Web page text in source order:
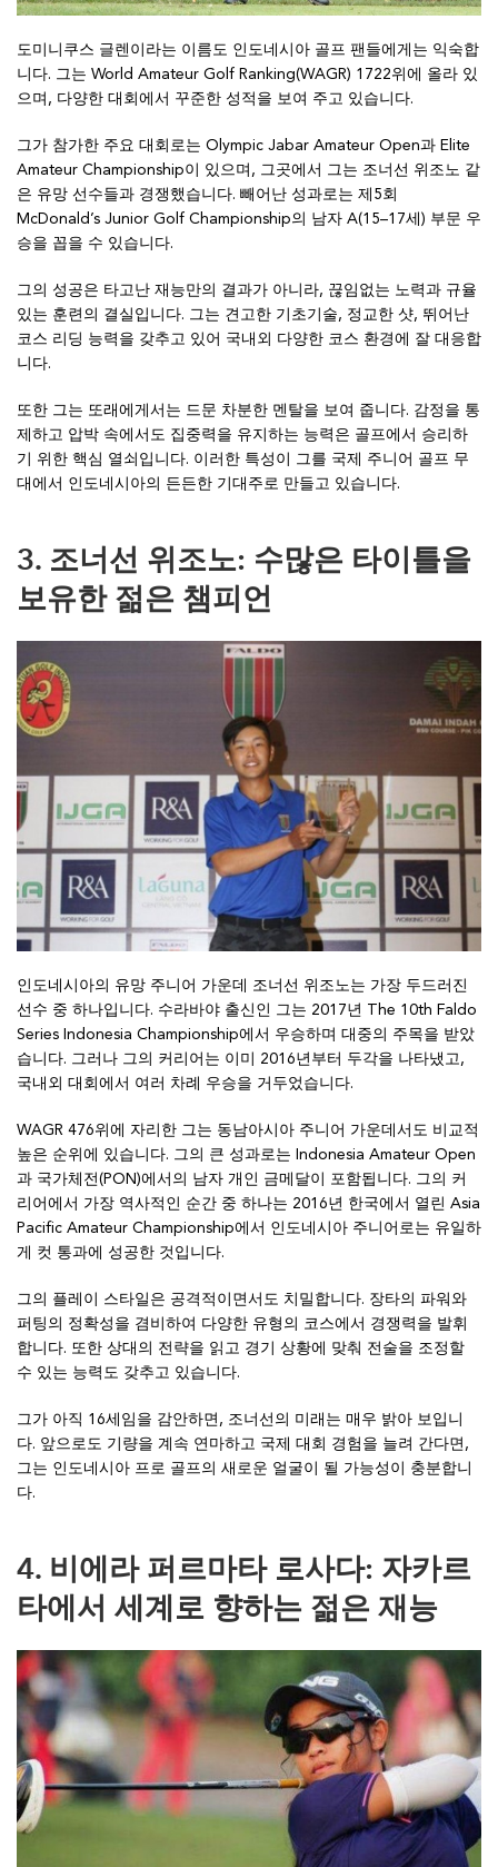
도미니쿠스 글렌이라는 이름도 인도네시아 골프 팬들에게는 익숙합
니다. 그는 World Amateur Golf Ranking(WAGR) 1722위에 올라 있
으며, 다양한 대회에서 꾸준한 성적을 보여 주고 있습니다.
그가 참가한 주요 대회로는 Olympic Jabar Amateur Open과 Elite
Amateur Championship이 있으며, 그곳에서 그는 조너선 위조노 같
은 유망 선수들과 경쟁했습니다. 빼어난 성과로는 제5회
McDonald’s Junior Golf Championship의 남자 A(15–17세) 부문 우
승을 꼽을 수 있습니다.
그의 성공은 타고난 재능만의 결과가 아니라, 끊임없는 노력과 규율
있는 훈련의 결실입니다. 그는 견고한 기초기술, 정교한 샷, 뛰어난
코스 리딩 능력을 갖추고 있어 국내외 다양한 코스 환경에 잘 대응합
니다.
또한 그는 또래에게서는 드문 차분한 멘탈을 보여 줍니다. 감정을 통
제하고 압박 속에서도 집중력을 유지하는 능력은 골프에서 승리하
기 위한 핵심 열쇠입니다. 이러한 특성이 그를 국제 주니어 골프 무
대에서 인도네시아의 든든한 기대주로 만들고 있습니다.
3. 조너선 위조노: 수많은 타이틀을
보유한 젊은 챔피언
인도네시아의 유망 주니어 가운데 조너선 위조노는 가장 두드러진
선수 중 하나입니다. 수라바야 출신인 그는 2017년 The 10th Faldo
Series Indonesia Championship에서 우승하며 대중의 주목을 받았
습니다. 그러나 그의 커리어는 이미 2016년부터 두각을 나타냈고,
국내외 대회에서 여러 차례 우승을 거두었습니다.
WAGR 476위에 자리한 그는 동남아시아 주니어 가운데서도 비교적
높은 순위에 있습니다. 그의 큰 성과로는 Indonesia Amateur Open
과 국가체전(PON)에서의 남자 개인 금메달이 포함됩니다. 그의 커
리어에서 가장 역사적인 순간 중 하나는 2016년 한국에서 열린 Asia
Pacific Amateur Championship에서 인도네시아 주니어로는 유일하
게 컷 통과에 성공한 것입니다.
그의 플레이 스타일은 공격적이면서도 치밀합니다. 장타의 파워와
퍼팅의 정확성을 겸비하여 다양한 유형의 코스에서 경쟁력을 발휘
합니다. 또한 상대의 전략을 읽고 경기 상황에 맞춰 전술을 조정할
수 있는 능력도 갖추고 있습니다.
그가 아직 16세임을 감안하면, 조너선의 미래는 매우 밝아 보입니
다. 앞으로도 기량을 계속 연마하고 국제 대회 경험을 늘려 간다면,
그는 인도네시아 프로 골프의 새로운 얼굴이 될 가능성이 충분합니
다.
4. 비에라 퍼르마타 로사다: 자카르
타에서 세계로 향하는 젊은 재능